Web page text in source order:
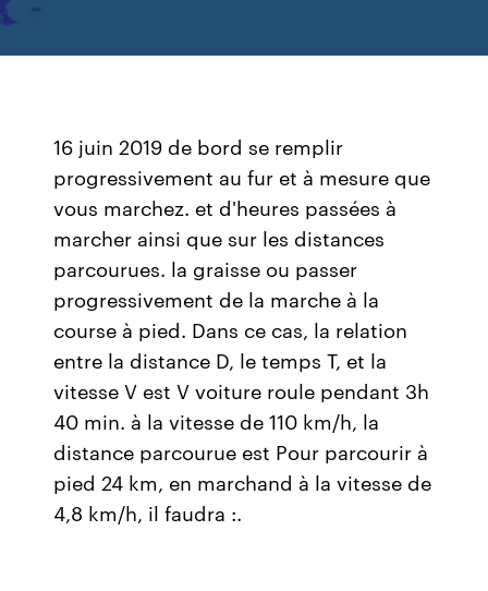
16 juin 2019 de bord se remplir
progressivement au fur et à mesure que
vous marchez. et d'heures passées à
marcher ainsi que sur les distances
parcourues. la graisse ou passer
progressivement de la marche à la
course à pied. Dans ce cas, la relation
entre la distance D, le temps T, et la
vitesse V est V voiture roule pendant 3h
40 min. à la vitesse de 110 km/h, la
distance parcourue est Pour parcourir à
pied 24 km, en marchand à la vitesse de
4,8 km/h, il faudra :.